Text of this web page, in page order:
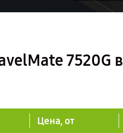
7520G в
Цена, от